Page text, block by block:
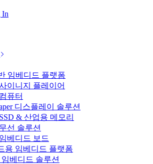
In
임베디드 플랫폼
이니지 플레이어
퓨터
디스플레이 솔루션
& 산업용 메모리
선 솔루션
베디드 보드
용 임베디드 플랫폼
베디드 솔루션